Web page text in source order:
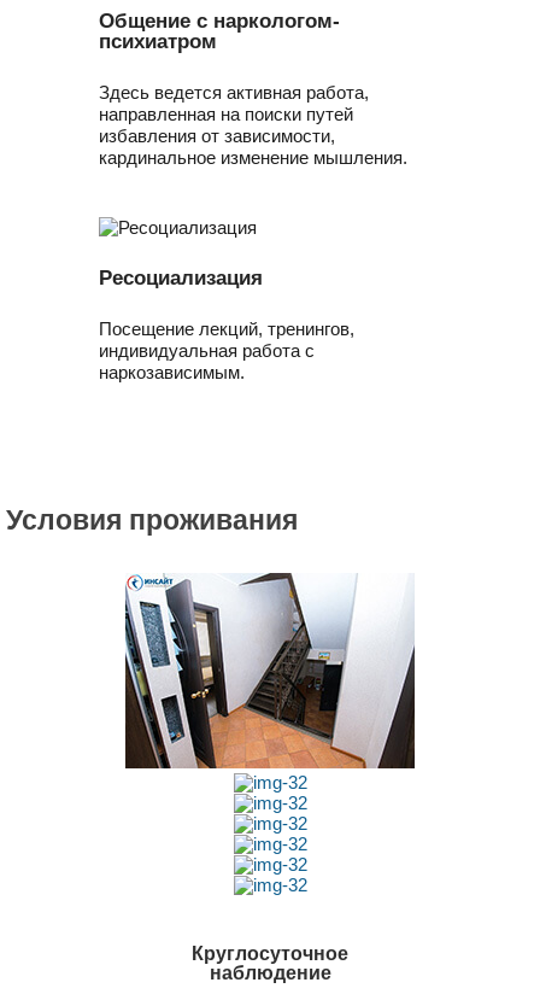
Общение с наркологом-
психиатром
Здесь ведется активная работа,
направленная на поиски путей
избавления от зависимости,
кардинальное изменение мышления.
Ресоциализация
Посещение лекций, тренингов,
индивидуальная работа с
наркозависимым.
Условия проживания
Круглосуточное
наблюдение